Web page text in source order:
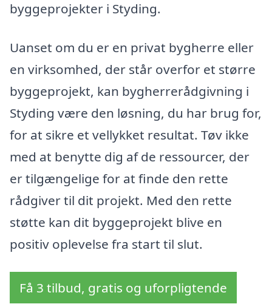
byggeprojekter i Styding.
Uanset om du er en privat bygherre eller
en virksomhed, der står overfor et større
byggeprojekt, kan bygherrerådgivning i
Styding være den løsning, du har brug for,
for at sikre et vellykket resultat. Tøv ikke
med at benytte dig af de ressourcer, der
er tilgængelige for at finde den rette
rådgiver til dit projekt. Med den rette
støtte kan dit byggeprojekt blive en
positiv oplevelse fra start til slut.
Få 3 tilbud, gratis og uforpligtende